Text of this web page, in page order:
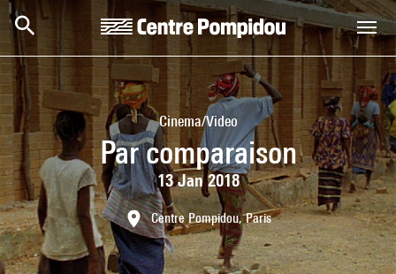
Skip to main content
Centre Pompidou
Cinema/Video
Par comparaison
13 Jan 2018
Centre Pompidou, Paris